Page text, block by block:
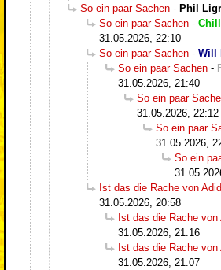
So ein paar Sachen - Phil
So ein paar Sachen -
31.05.2026, 22:10
So ein paar Sachen - Will
So ein paar Sachen -
31.05.2026, 21:40
So ein paar
31.05.2026, 22:12
So ein paar
31.05.2026,
So ein
Ist das die Rache von
31.05.2026, 20:58
Ist das die Rache von
31.05.2026, 21:16
Ist das die Rache von
31.05.2026, 21:07